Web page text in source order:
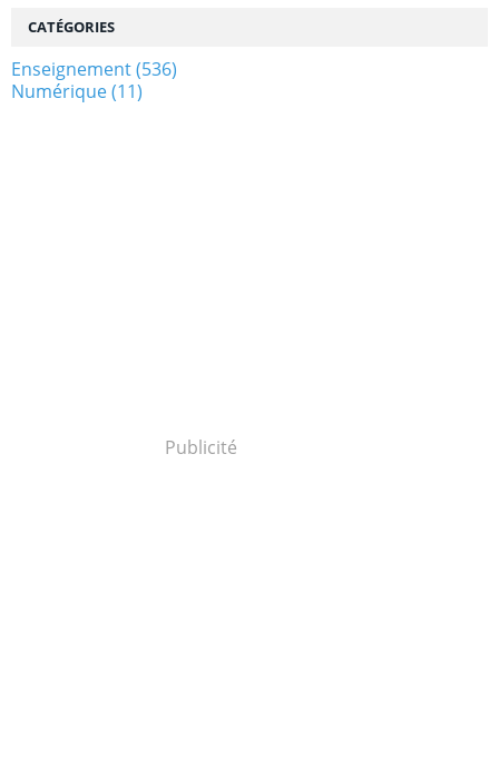
CATÉGORIES
Enseignement(536)
Numérique(11)
Publicité